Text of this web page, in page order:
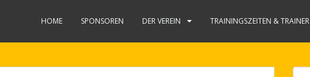
HOME SPONSOREN DER VEREIN TRAININGSZEITEN & TRAINER